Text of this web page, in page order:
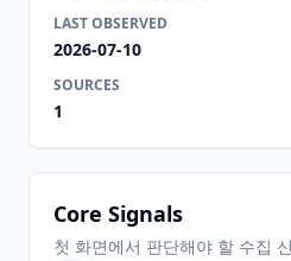
LAST OBSERVED
2026-07-10
SOURCES
1
Core Signals
첫 화면에서 판단해야 할 수집